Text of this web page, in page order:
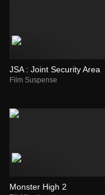
JSA : Joint Security Area
Film Suspense
Monster High 2